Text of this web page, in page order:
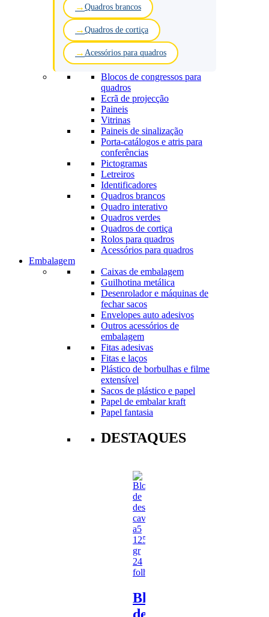
Quadros brancos
Quadros de cortiça
Acessórios para quadros
Blocos de congressos para
quadros
Ecrã de projecção
Paineis
Vitrinas
Paineis de sinalização
Porta-catálogos e atris para
conferências
Pictogramas
Letreiros
Identificadores
Quadros brancos
Quadro interativo
Quadros verdes
Quadros de cortiça
Rolos para quadros
Acessórios para quadros
Embalagem
Caixas de embalagem
Guilhotina metálica
Desenrolador e máquinas de
fechar sacos
Envelopes auto adesivos
Outros acessórios de
embalagem
Fitas adesivas
Fitas e laços
Plástico de borbulhas e filme
extensível
Sacos de plástico e papel
Papel de embalar kraft
Papel fantasia
DESTAQUES
Bloco
de